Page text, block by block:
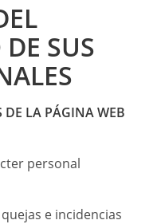
SUS
DE LA PÁGINA WEB
personal
e incidencias